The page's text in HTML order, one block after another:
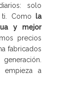
solo
ti. Como la
y mejor
precios
fabricados
empieza a